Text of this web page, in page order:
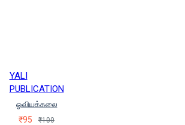
YALI
PUBLICATION
ஓவியக்கலை
₹95 ₹100